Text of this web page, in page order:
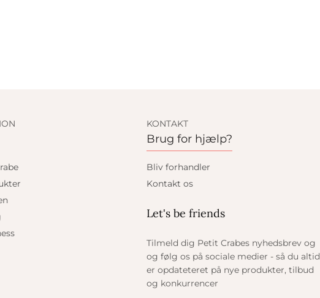
KONTAKT
Brug for hjælp?
Bliv forhandler
Kontakt os
Let's be friends
Tilmeld dig Petit Crabes nyhedsbrev og
og følg os på sociale medier - så du altid
er opdateteret på nye produkter, tilbud
og konkurrencer